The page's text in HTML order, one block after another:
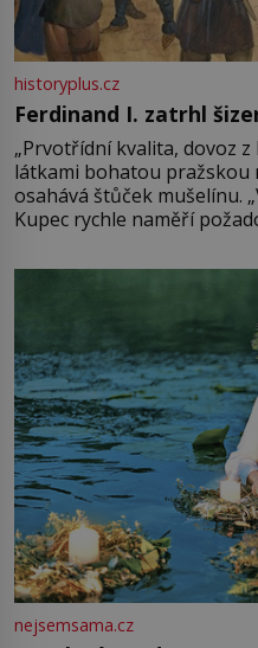
historyplus.cz
Ferdinand I. zatrhl
„Prvotřídní kvalita, dovoz z
látkami bohatou pražskou
osahává štůček mušelínu.
Kupec rychle naměří
milostpaní. Stačí jenom na
množství růžového
Vezme do ruky dřevěnou
nejsemsama.cz